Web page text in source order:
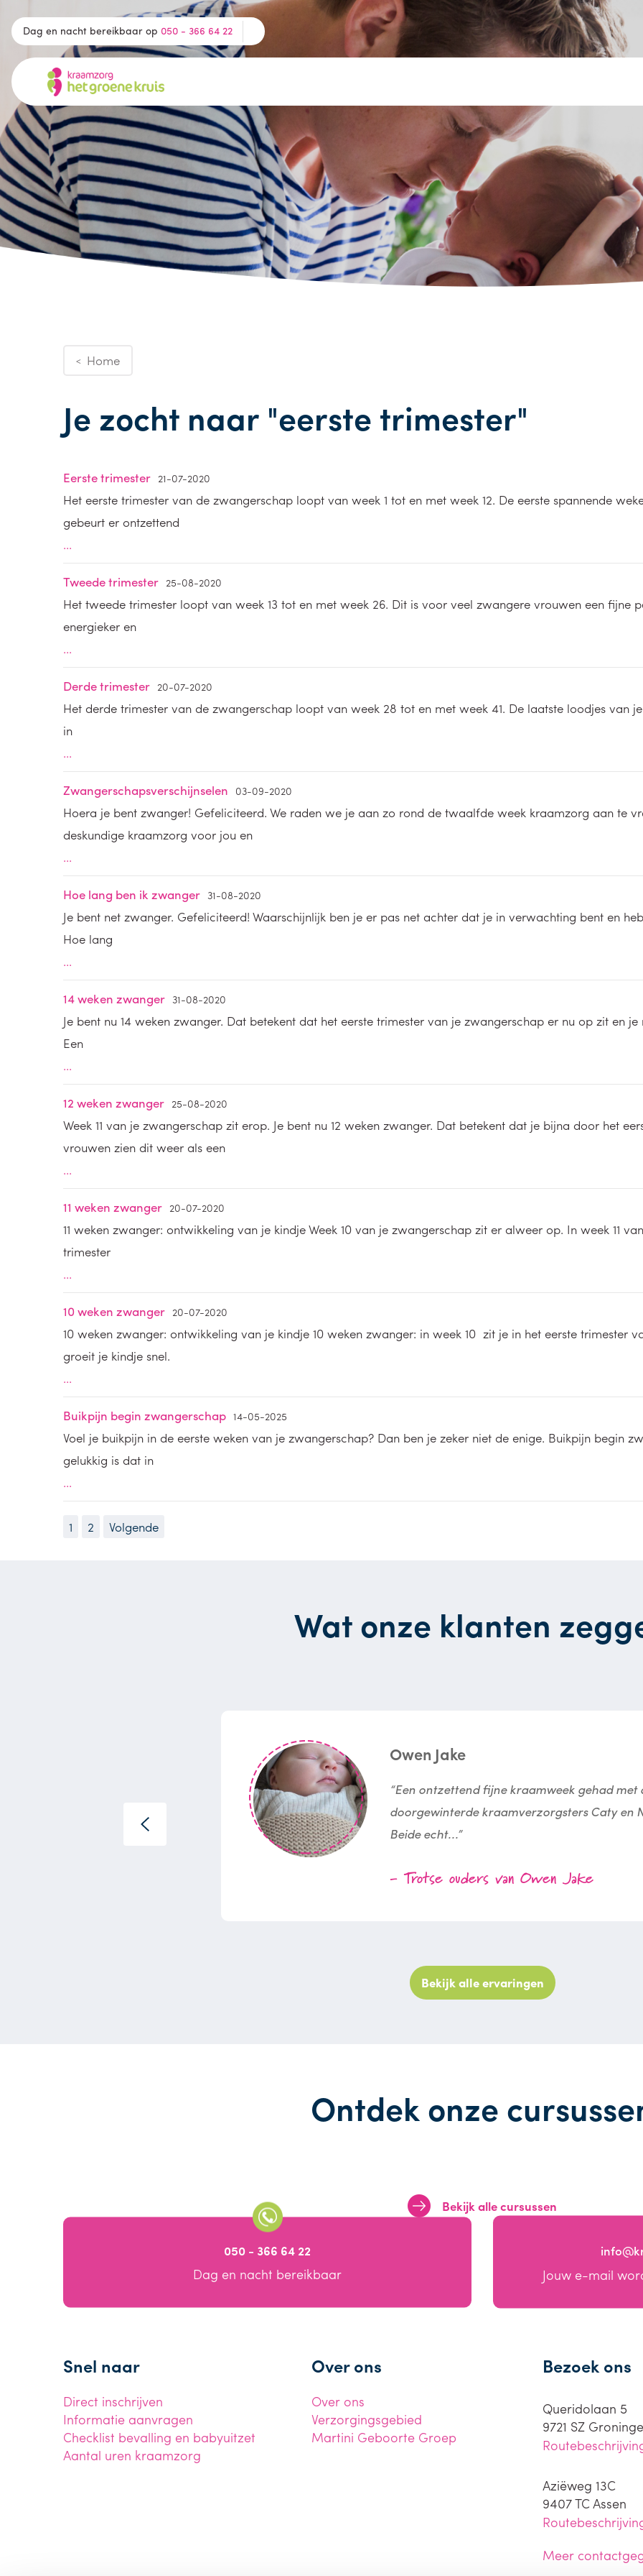
Dag en nacht bereikbaar op 050 - 366 64 22
< Home
Je zocht naar "eerste trimester"
Eerste trimester 21-07-2020
Het eerste trimester van de zwangerschap loopt van week 1 tot en met week 12. De eerste spannende
gebeurt er ontzettend
...
Tweede trimester 25-08-2020
Het tweede trimester loopt van week 13 tot en met week 26. Dit is voor veel zwangere vrouwen een fijne
energieker en
...
Derde trimester 20-07-2020
Het derde trimester van de zwangerschap loopt van week 28 tot en met week 41. De laatste loodjes van
in
...
Zwangerschapsverschijnselen 03-09-2020
Hoera je bent zwanger! Gefeliciteerd. We raden we je aan zo rond de twaalfde week kraamzorg aan te
deskundige kraamzorg voor jou en
...
Hoe lang ben ik zwanger 31-08-2020
Je bent net zwanger. Gefeliciteerd! Waarschijnlijk ben je er pas net achter dat je in verwachting bent en
Hoe lang
...
14 weken zwanger 31-08-2020
Je bent nu 14 weken zwanger. Dat betekent dat het eerste trimester van je zwangerschap er nu op zit en
Een
...
12 weken zwanger 25-08-2020
Week 11 van je zwangerschap zit erop. Je bent nu 12 weken zwanger. Dat betekent dat je bijna door het
vrouwen zien dit weer als een
...
11 weken zwanger 20-07-2020
11 weken zwanger: ontwikkeling van je kindje Week 10 van je zwangerschap zit er alweer op. In week 11
trimester
...
10 weken zwanger 20-07-2020
10 weken zwanger: ontwikkeling van je kindje 10 weken zwanger: in week 10 zit je in het eerste trimester
groeit je kindje snel.
...
Buikpijn begin zwangerschap 14-05-2025
Voel je buikpijn in de eerste weken van je zwangerschap? Dan ben je zeker niet de enige. Buikpijn begin
gelukkig is dat in
...
1 2 Volgende
Wat onze klanten
Owen Jake
“Een ontzettend fijne kraamweek gehad met
doorgewinterde kraamverzorgsters Caty en
Beide echt...”
- Trotse ouders van Owen Jake
Bekijk alle ervaringen
Ontdek onze
Bekijk alle cursussen
050 - 366 64 22
Dag en nacht bereikbaar Jouw e-mail
Snel naar
Direct inschrijven
Informatie aanvragen
Checklist bevalling en babyuitzet
Aantal uren kraamzorg
Over ons
Over ons
Verzorgingsgebied
Martini Geboorte Groep
Bezoek ons
Queridolaan 5
9721 SZ
Aziëweg 13C
9407 TC Assen
Meer